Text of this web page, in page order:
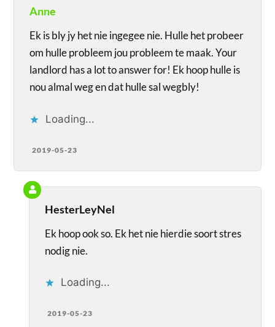
Anne
Ek is bly jy het nie ingegee nie. Hulle het probeer
om hulle probleem jou probleem te maak. Your
landlord has a lot to answer for! Ek hoop hulle is
nou almal weg en dat hulle sal wegbly!
Loading...
2019-05-23
HesterLeyNel
Ek hoop ook so. Ek het nie hierdie soort stres
nodig nie.
Loading...
2019-05-23